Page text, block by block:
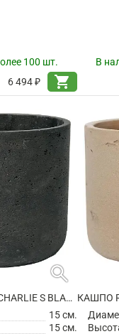
100 шт.
6 494 ₽
shopping_cart
В
search
КАШПО ROUGH CHARLIE S BLACK WASHED
15 см.
15 см.